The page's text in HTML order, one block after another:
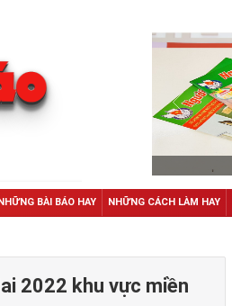
BÀI BÁO HAY NHỮNG CÁCH LÀM HAY
2022 khu vực miền